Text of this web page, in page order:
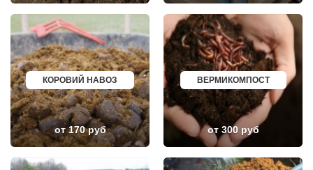
ЛОТОШИНО
ЛУКИНО
ЛУНЕВО
ЛУХОВИЦЫ
ЛЫТКАРИНО
ЛЬВОВСКИЙ
ЛЮБЕРЦЫ
ЛЮБУЧАНЫ
МАЛАХОВКА
МАЛИНО
МАМЫРИ
МАРФИНО
МЕНДЕЛЕЕВО
МЕШКОВО
КАНАШ
КУРГАНИНСК
ЩЕКИНО
ДИМИТРОВГРАД
СИМ
МАЛОЯРОСЛАВЕЦ
МАРИИНСК
МИНУСИНСК
ВЕРХНЯЯ ПЫШМА
РОССОШЬ
УСТЬ ЛАБИНСК
КОМСОМОЛЬСК
РЖЕВ
АЛЕКСЕЕВКА
КОРОВИЙ НАВОЗ
от 170 руб
ВЕРМИКОМПОСТ
от 300 руб